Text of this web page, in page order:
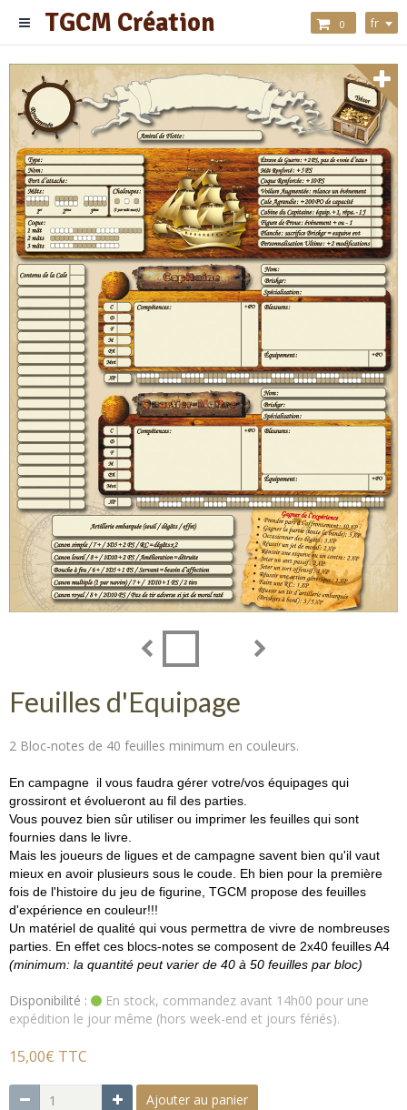
TGCM Création 0 fr
Feuilles d'Equipage
2 Bloc-notes de 40 feuilles minimum en couleurs.
En campagne il vous faudra gérer votre/vos équipages qui
grossiront et évolueront au fil des parties.
Vous pouvez bien sûr utiliser ou imprimer les feuilles qui sont
fournies dans le livre.
Mais les joueurs de ligues et de campagne savent bien qu'il vaut
mieux en avoir plusieurs sous le coude. Eh bien pour la première
fois de l'histoire du jeu de figurine, TGCM propose des feuilles
d'expérience en couleur!!!
Un matériel de qualité qui vous permettra de vivre de nombreuses
parties. En effet ces blocs-notes se composent de 2x40 feuilles A4
(minimum: la quantité peut varier de 40 à 50 feuilles par bloc)
Disponibilité :
En stock, commandez avant 14h00 pour une
expédition le jour même (hors week-end et jours fériés).
15,00€ TTC
Ajouter au panier